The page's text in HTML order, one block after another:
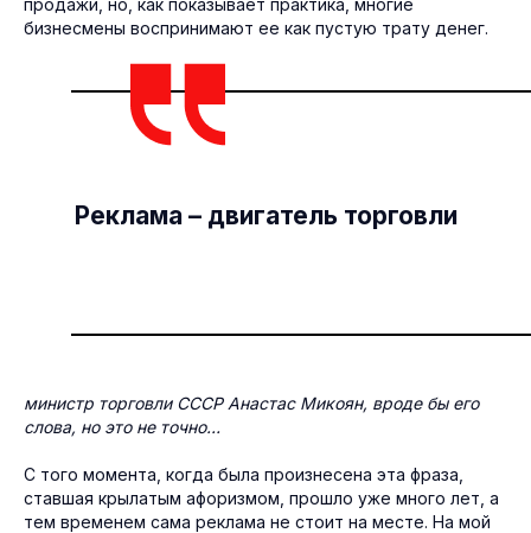
продажи, но, как показывает практика, многие
бизнесмены воспринимают ее как пустую трату денег.
Реклама – двигатель торговли
министр торговли СССР Анастас Микоян, вроде бы его
слова, но это не точно…
С того момента, когда была произнесена эта фраза,
ставшая крылатым афоризмом, прошло уже много лет, а
тем временем сама реклама не стоит на месте. На мой